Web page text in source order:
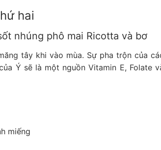
hai
nhúng phô mai Ricotta và bơ
tây khi vào mùa. Sự pha trộn của
Ý sẽ là một nguồn Vitamin E, Folate
miếng